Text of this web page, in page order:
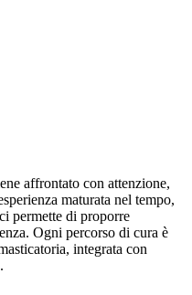
affrontato con attenzione,
maturata nel tempo,
permette di proporre
Ogni percorso di cura è
integrata con